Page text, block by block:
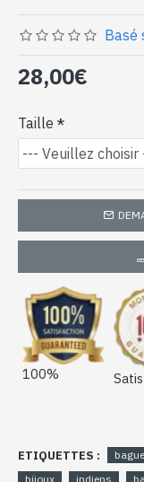
Basé
28,00€
Taille
100%
ETIQUETTES : bague
bijoux
indiens